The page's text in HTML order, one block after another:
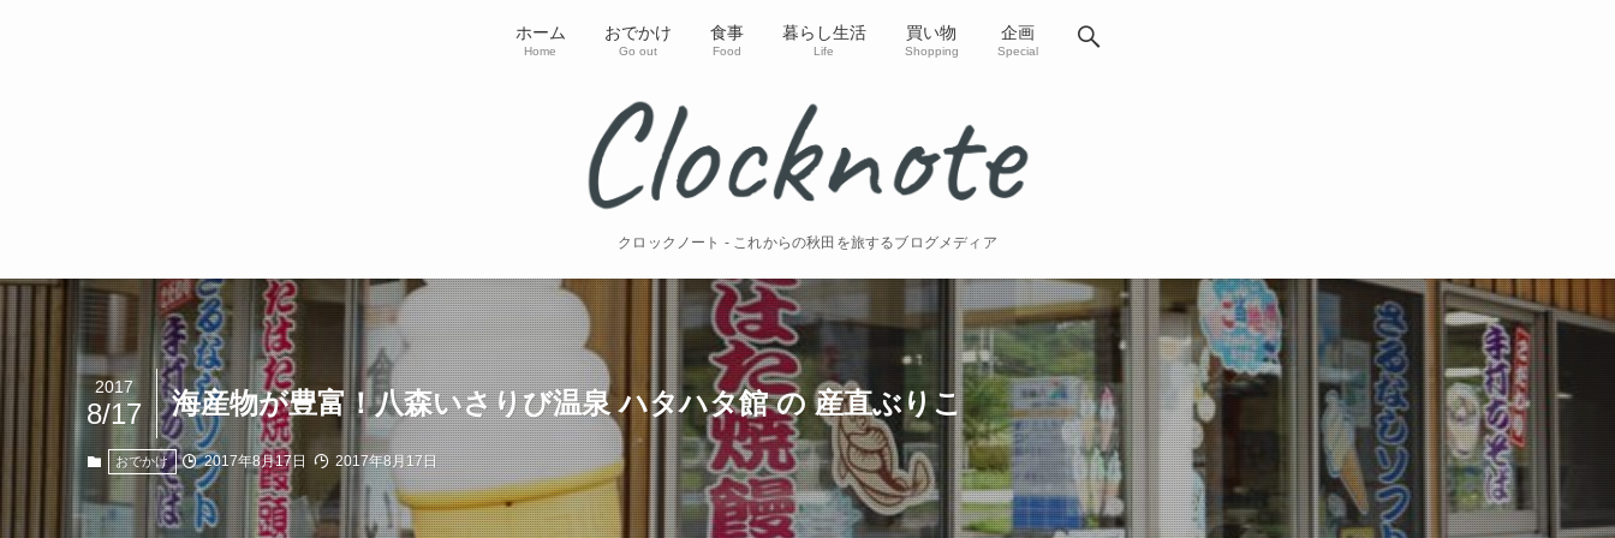
クロックノート - これからの秋田を旅するブログメディア
ホーム
Home
おでかけ
Go out
食事
Food
暮らし生活
Life
買い物
Shopping
企画
Special
海産物が豊富！八森いさりび温泉 ハタハタ館 の 産直ぶりこ
2017
8/17
おでかけ 2017年8月17日 2017年8月17日